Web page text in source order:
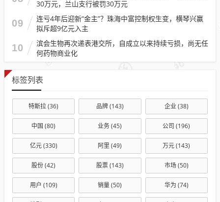
30万元，兰山支行被罚30万元
09
连亏4年后迎新“金主”？珠海中富控制权生变，横琴兴赢
拟斥超9亿元入主
10
滨会生物再次递表港交所，自成立以来持续亏损，尚无任
何药物商业化
标签列表
特斯拉(36) 品牌(143) 企业(38)
中国 (80) 业务(45) 公司 (196)
亿元(330) 阿里 (49) 万元(143)
股份(42) 股票(143) 市场(50)
用户 (109) 销量(50) 华为 (74)